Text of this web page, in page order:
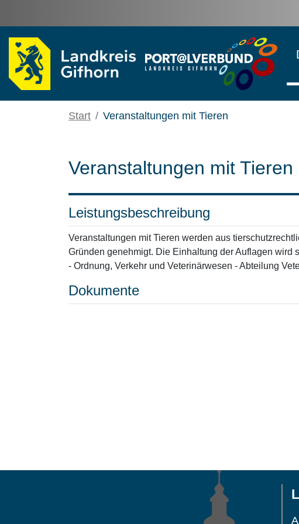
Start Veranstaltungen mit Tieren
Veranstaltungen mit Tieren
Leistungsbeschreibung
Veranstaltungen mit Tieren werden aus
Gründen genehmigt. Die Einhaltung der Auflagen wird
- Ordnung, Verkehr und Veterinärwesen - Abteilung
Dokumente